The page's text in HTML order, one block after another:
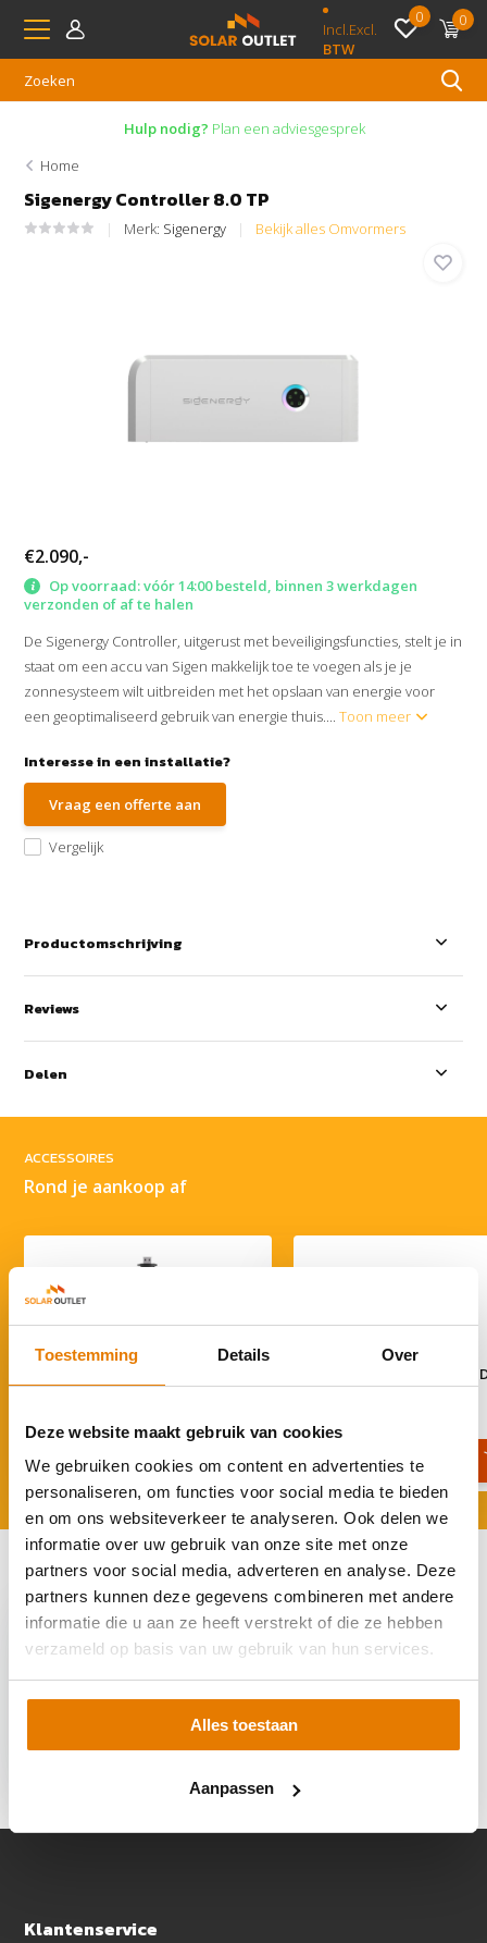
Toestemming Details Over
Deze website maakt gebruik van cookies
We gebruiken cookies om content en advertenties te
personaliseren, om functies voor social media te bieden
en om ons websiteverkeer te analyseren. Ook delen we
informatie over uw gebruik van onze site met onze
partners voor social media, adverteren en analyse. Deze
partners kunnen deze gegevens combineren met andere
informatie die u aan ze heeft verstrekt of die ze hebben
verzameld op basis van uw gebruik van hun services.
Alles toestaan
Aanpassen
Incl.Excl.
BTW
0 0
Hulp nodig? Plan een adviesgesprek
Home
Sigenergy Controller 8.0 TP
Merk: Sigenergy Bekijk alles Omvormers
€2.090,-
Op voorraad: vóór 14:00 besteld, binnen 3 werkdagen
verzonden of af te halen
De Sigenergy Controller, uitgerust met beveiligingsfuncties, stelt je in
staat om een accu van Sigen makkelijk toe te voegen als je je
zonnesysteem wilt uitbreiden met het opslaan van energie voor
een geoptimaliseerd gebruik van energie thuis....Toon meer
Interesse in een installatie?
Vraag een offerte aan
Vergelijk
Productomschrijving
Reviews
Delen
ACCESSOIRES
Rond je aankoop af
Communicatiemodule
€ 133,95
Sigen Power Sensor TP-
fase)
Recent bekeken
Klantenservice